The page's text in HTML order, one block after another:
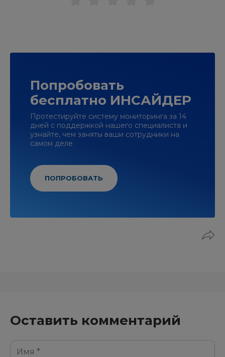
Попробовать
бесплатно ИНСАЙДЕР
Протестируйте систему мониторинга за 14
дней с поддержкой нашего специалиста и
узнайте, чем заняты ваши сотрудники на
самом деле.
ПОПРОБОВАТЬ
Оставить комментарий